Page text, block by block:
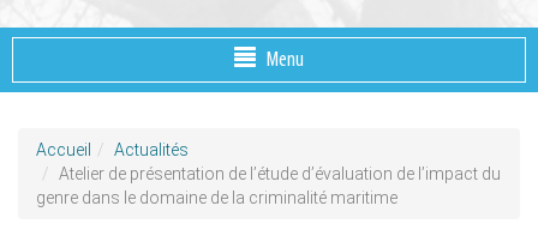
Menu
Accueil
Actualités
Atelier de présentation de l’étude d’évaluation de l’impact du
genre dans le domaine de la criminalité maritime